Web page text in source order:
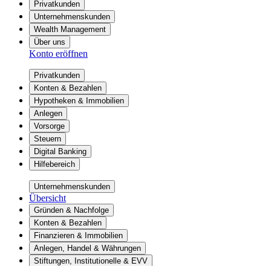
Privatkunden
Unternehmenskunden
Wealth Management
Über uns
Konto eröffnen
Privatkunden
Konten & Bezahlen
Hypotheken & Immobilien
Anlegen
Vorsorge
Steuern
Digital Banking
Hilfebereich
Unternehmenskunden
Übersicht
Gründen & Nachfolge
Konten & Bezahlen
Finanzieren & Immobilien
Anlegen, Handel & Währungen
Stiftungen, Institutionelle & EVV